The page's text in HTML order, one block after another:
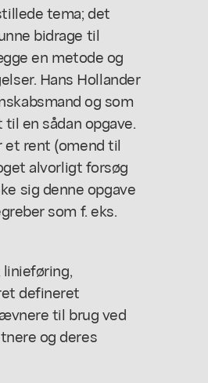
tema; det
bidrage til
en metode og
Hans Hollander
og som
en sådan opgave.
et rent (omend til
alvorligt forsøg
sig denne opgave
som f. eks.
linieføring,
defineret
til brug ved
og deres